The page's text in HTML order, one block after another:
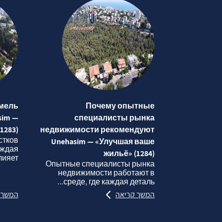
Почему опытные
специалисты рынка
недвижимости рекомендуют
Unehasim — «Улучшая ваше
жильё» (1284)
Опытные специалисты рынка
недвижимости работают в
среде, где каждая деталь...
המשך קריאה
—